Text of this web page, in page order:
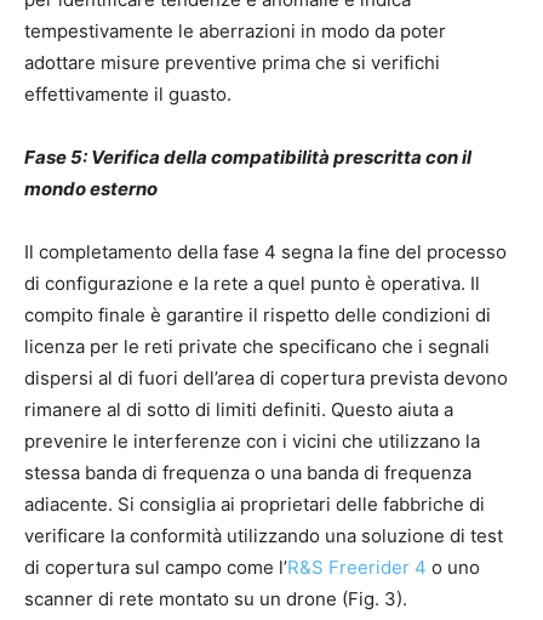
tempestivamente le aberrazioni in modo da poter
adottare misure preventive prima che si verifichi
effettivamente il guasto.
Fase 5: Verifica della compatibilità prescritta con il
mondo esterno
Il completamento della fase 4 segna la fine del processo
di configurazione e la rete a quel punto è operativa. Il
compito finale è garantire il rispetto delle condizioni di
licenza per le reti private che specificano che i segnali
dispersi al di fuori dell’area di copertura prevista devono
rimanere al di sotto di limiti definiti. Questo aiuta a
prevenire le interferenze con i vicini che utilizzano la
stessa banda di frequenza o una banda di frequenza
adiacente. Si consiglia ai proprietari delle fabbriche di
verificare la conformità utilizzando una soluzione di test
di copertura sul campo come l’R&S Freerider 4 o uno
scanner di rete montato su un drone (Fig. 3).